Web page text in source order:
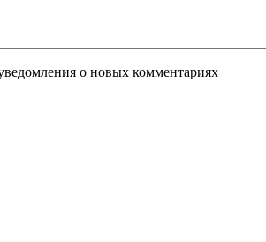
о новых комментариях